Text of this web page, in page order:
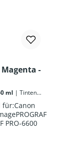
Magenta -
ml |
für:Canon
PRO-6600